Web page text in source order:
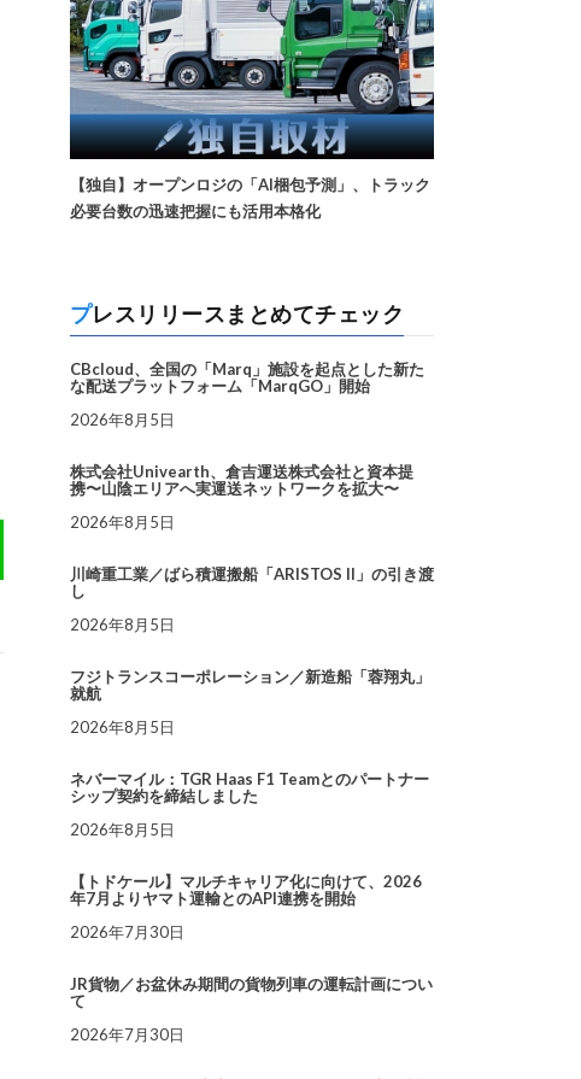
【独自】オープンロジの「AI梱包予測」、トラック
必要台数の迅速把握にも活用本格化
プレスリリースまとめてチェック
CBcloud、全国の「Marq」施設を起点とした新た
な配送プラットフォーム「MarqGO」開始
2026年8月5日
株式会社Univearth、倉吉運送株式会社と資本提
携〜山陰エリアへ実運送ネットワークを拡大〜
2026年8月5日
川崎重工業／ばら積運搬船「ARISTOS II」の引き渡
し
2026年8月5日
フジトランスコーポレーション／新造船「蓉翔丸」
就航
2026年8月5日
ネバーマイル：TGR Haas F1 Teamとのパートナー
シップ契約を締結しました
2026年8月5日
【トドケール】マルチキャリア化に向けて、2026
年7月よりヤマト運輸とのAPI連携を開始
2026年7月30日
JR貨物／お盆休み期間の貨物列車の運転計画につい
て
2026年7月30日